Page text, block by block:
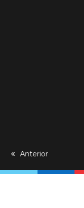
previous
Anterior